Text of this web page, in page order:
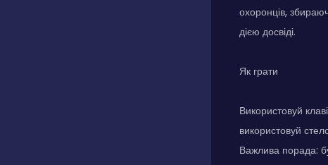
охоронців,
дією досвіді.
Як грати
Використовуй
використовуй
Важлива порада: